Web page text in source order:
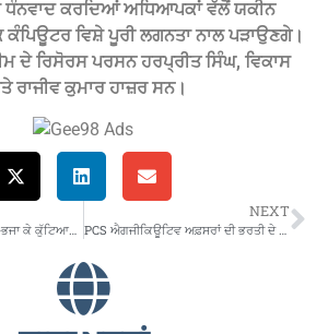
ਕਰਦਿਆਂ ਅਧਿਆਪਕਾਂ ਵੱਲੋਂ ਯਕੀਨ
ਕੰਪਿਊਟਰ ਵਿਸ਼ੇ ਪੂਰੀ ਲਗਨਤਾ ਨਾਲ ਪੜਾਉਣਗੇ।
ਦੇ ਰਿਸੋਰਸ ਪਰਸਨ ਹਰਪ੍ਰੀਤ ਸਿੰਘ, ਵਿਕਾਸ
ਰਾਜੀਵ ਕੁਮਾਰ ਹਾਜ਼ਰ ਸਨ।
MP ਨੂੰ ਪਿੰਡ ਦੇ ਲੋਕਾਂ ਨੇ ਭਜਾ-ਭਜਾ ਕੇ ਕੁੱਟਿਆ…ਪਾੜ ਦਿੱਤਾ ਸਿਰ, ਹਸਪਤਾਲ ਦਾਖ਼ਲ….!
NEXT
PCS ਐਗਜੀਕਿਊਟਿਵ ਅਫ਼ਸਰਾਂ ਦੀ ਭਰਤੀ ਦੇ 322 ਅਸਾਮੀਆਂ ਦੇ ਇਸ਼ਤਿਹਾਰ ਨੂੰ ਹਾਈਕੋਰਟ ‘ਚ ਚੁਣੌਤੀ